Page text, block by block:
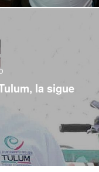
la sigue